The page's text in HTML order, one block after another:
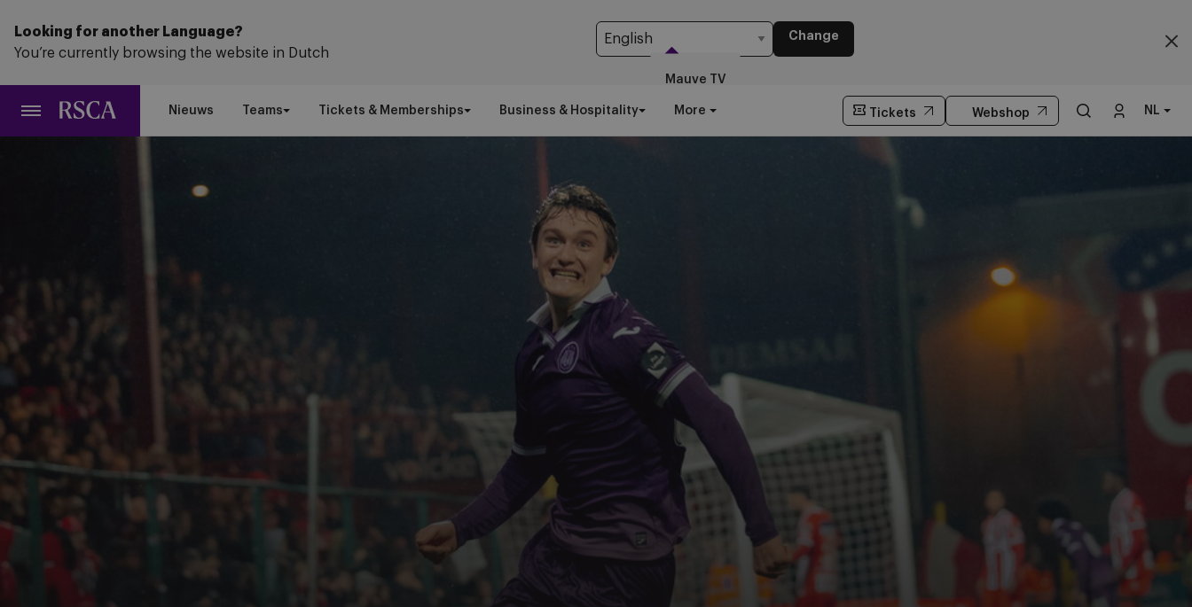
naar
hoofdinhoud
Looking for another Language?
You’re currently browsing the website in Dutch
Change
Nieuws Teams Tickets & Memberships Business & Hospitality More
Mauve TV
Tickets Webshop NL